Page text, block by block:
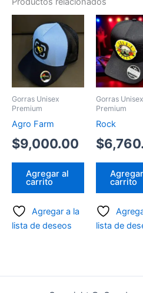
Gorras Unisex
Premium
Agro Farm
$9,000.00
Agregar al
carrito
Agregar a la
lista de deseos
Gorras Unisex
Premium
Rock
$
carrito
lista de